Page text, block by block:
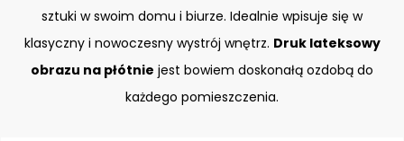
sztuki w swoim domu i biurze. Idealnie wpisuje się w
klasyczny i nowoczesny wystrój wnętrz. Druk lateksowy
obrazu na płótnie jest bowiem doskonałą ozdobą do
każdego pomieszczenia.